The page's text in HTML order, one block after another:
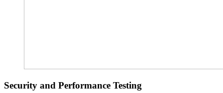
Security and Performance Testing